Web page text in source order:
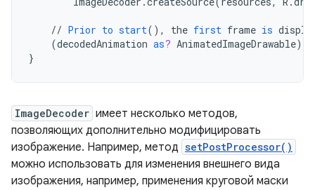
// Prior to start(), the first frame is
(decodedAnimation as? AnimatedImageDrawable)
}
ImageDecoder имеет несколько методов,
позволяющих дополнительно модифицировать
изображение. Например, метод setPostProcessor()
можно использовать для изменения внешнего вида
изображения, например, применения круговой маски